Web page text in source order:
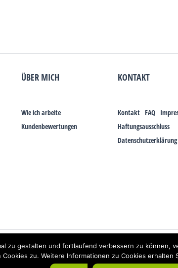
ÜBER MICH
Wie ich arbeite
Kundenbewertungen
KONTAKT
Kontakt FAQ
Haftungsausschluss
Datenschutzerklärung
galt auch über Jahrzehnte für die Akkupunktur und die
zu gestalten und fortlaufend verbessern zu können,
Cookies zu. Weitere Informationen zu Cookies erhalten